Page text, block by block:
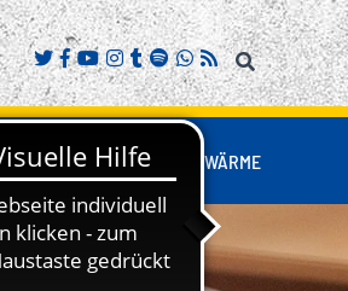
BUSINESS NESTWÄRME